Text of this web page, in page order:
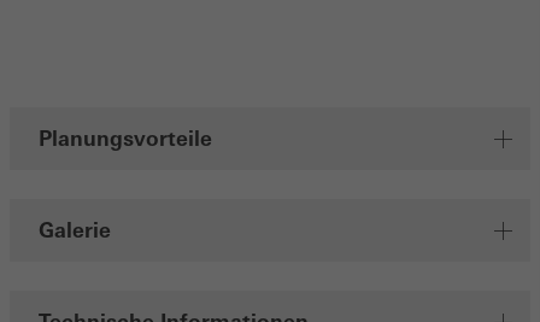
Planungsvorteile
Galerie
durchschnittliche Verweilzeit, aufgerufene Seiten.
personalisierte und ansprechende Werbung für den einzelnen